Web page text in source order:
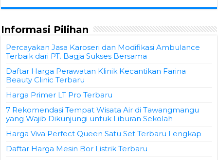
Informasi Pilihan
Percayakan Jasa Karoseri dan Modifikasi Ambulance
Terbaik dari PT. Bagja Sukses Bersama
Daftar Harga Perawatan Klinik Kecantikan Farina
Beauty Clinic Terbaru
Harga Primer LT Pro Terbaru
7 Rekomendasi Tempat Wisata Air di Tawangmangu
yang Wajib Dikunjungi untuk Liburan Sekolah
Harga Viva Perfect Queen Satu Set Terbaru Lengkap
Daftar Harga Mesin Bor Listrik Terbaru